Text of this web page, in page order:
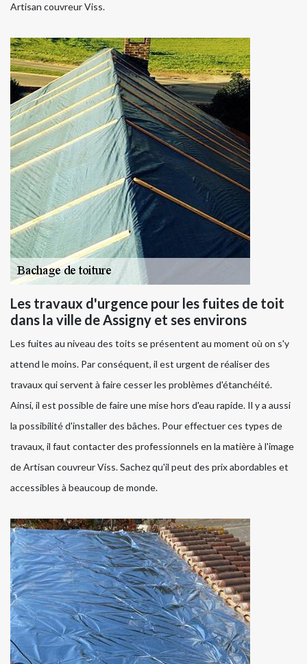
Artisan couvreur Viss.
Les travaux d'urgence pour les fuites de toit
dans la ville de Assigny et ses environs
Les fuites au niveau des toits se présentent au moment où on s'y
attend le moins. Par conséquent, il est urgent de réaliser des
travaux qui servent à faire cesser les problèmes d'étanchéité.
Ainsi, il est possible de faire une mise hors d'eau rapide. Il y a aussi
la possibilité d'installer des bâches. Pour effectuer ces types de
travaux, il faut contacter des professionnels en la matière à l'image
de Artisan couvreur Viss. Sachez qu'il peut des prix abordables et
accessibles à beaucoup de monde.